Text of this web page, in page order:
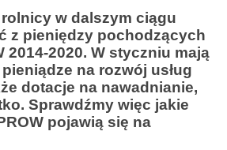
w dalszym ciągu
z pieniędzy pochodzących
2014-2020. W styczniu mają
na rozwój usług
dotacje na nawadnianie,
Sprawdźmy więc jakie
pojawią się na